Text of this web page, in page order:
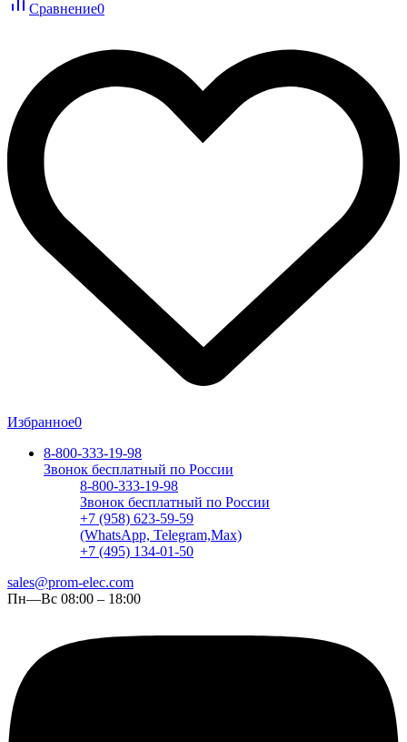
Сравнение0
Избранное0
8-800-333-19-98
Звонок бесплатный по России
8-800-333-19-98
Звонок бесплатный по России
+7 (958) 623-59-59
(WhatsApp, Telegram,Max)
+7 (495) 134-01-50
sales@prom-elec.com
Пн—Вс 08:00 – 18:00